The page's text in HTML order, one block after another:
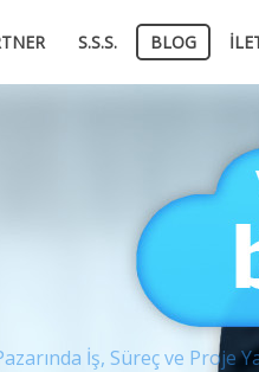
S.S.S. BLOG
İş, Süreç ve Proje